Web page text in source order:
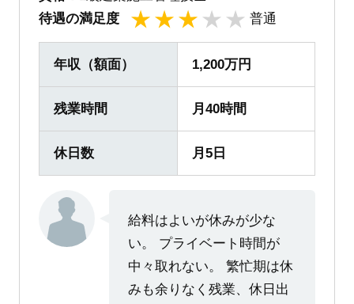
待遇の満足度
普通
年収（額面） 1,200万円
残業時間 月40時間
休日数 月5日
給料はよいが休みが少な
い。 プライベート時間が
中々取れない。 繁忙期は休
みも余りなく残業、休日出